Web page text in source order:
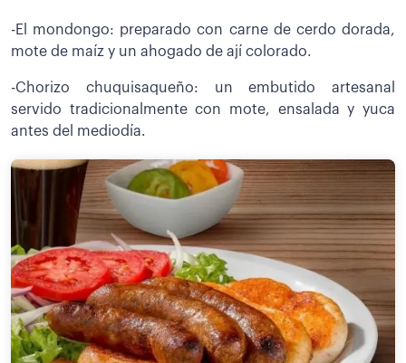
-El mondongo: preparado con carne de cerdo dorada,
mote de maíz y un ahogado de ají colorado.
-Chorizo chuquisaqueño: un embutido artesanal
servido tradicionalmente con mote, ensalada y yuca
antes del mediodía.